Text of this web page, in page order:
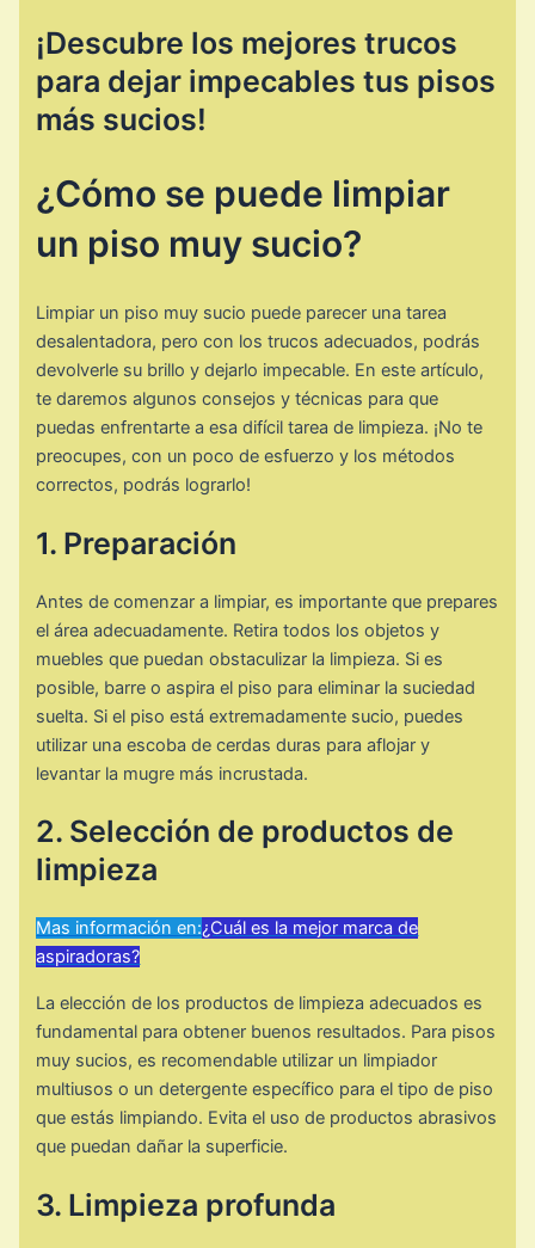
¡Descubre los mejores trucos
para dejar impecables tus pisos
más sucios!
¿Cómo se puede limpiar
un piso muy sucio?
Limpiar un piso muy sucio puede parecer una tarea
desalentadora, pero con los trucos adecuados, podrás
devolverle su brillo y dejarlo impecable. En este artículo,
te daremos algunos consejos y técnicas para que
puedas enfrentarte a esa difícil tarea de limpieza. ¡No te
preocupes, con un poco de esfuerzo y los métodos
correctos, podrás lograrlo!
1. Preparación
Antes de comenzar a limpiar, es importante que prepares
el área adecuadamente. Retira todos los objetos y
muebles que puedan obstaculizar la limpieza. Si es
posible, barre o aspira el piso para eliminar la suciedad
suelta. Si el piso está extremadamente sucio, puedes
utilizar una escoba de cerdas duras para aflojar y
levantar la mugre más incrustada.
2. Selección de productos de
limpieza
Mas información en:¿Cuál es la mejor marca de
aspiradoras?
La elección de los productos de limpieza adecuados es
fundamental para obtener buenos resultados. Para pisos
muy sucios, es recomendable utilizar un limpiador
multiusos o un detergente específico para el tipo de piso
que estás limpiando. Evita el uso de productos abrasivos
que puedan dañar la superficie.
3. Limpieza profunda